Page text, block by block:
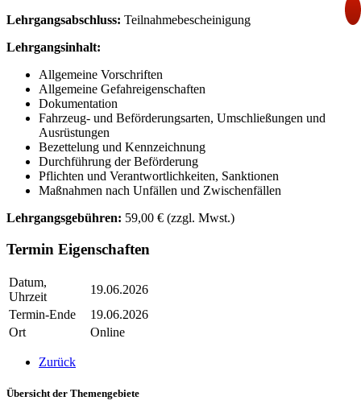
Lehrgangsabschluss: Teilnahmebescheinigung
Lehrgangsinhalt:
Allgemeine Vorschriften
Allgemeine Gefahreigenschaften
Dokumentation
Fahrzeug- und Beförderungsarten, Umschließungen und
Ausrüstungen
Bezettelung und Kennzeichnung
Durchführung der Beförderung
Pflichten und Verantwortlichkeiten, Sanktionen
Maßnahmen nach Unfällen und Zwischenfällen
Lehrgangsgebühren: 59,00 € (zzgl. Mwst.)
Termin Eigenschaften
Datum,
Uhrzeit
19.06.2026
Termin-Ende
19.06.2026
Ort
Online
Zurück
Übersicht der Themengebiete